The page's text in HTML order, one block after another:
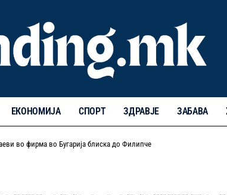
ЕКОНОМИЈА СПОРТ ЗДРАВЈЕ ЗАБАВА
во фирма во Бугарија блиска до Филипче